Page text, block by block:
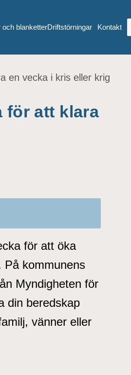
och blanketterDriftstörningar Kontakt
en vecka i kris eller krig
för att klara
för att öka
På kommunens
Myndigheten för
din beredskap
vänner eller